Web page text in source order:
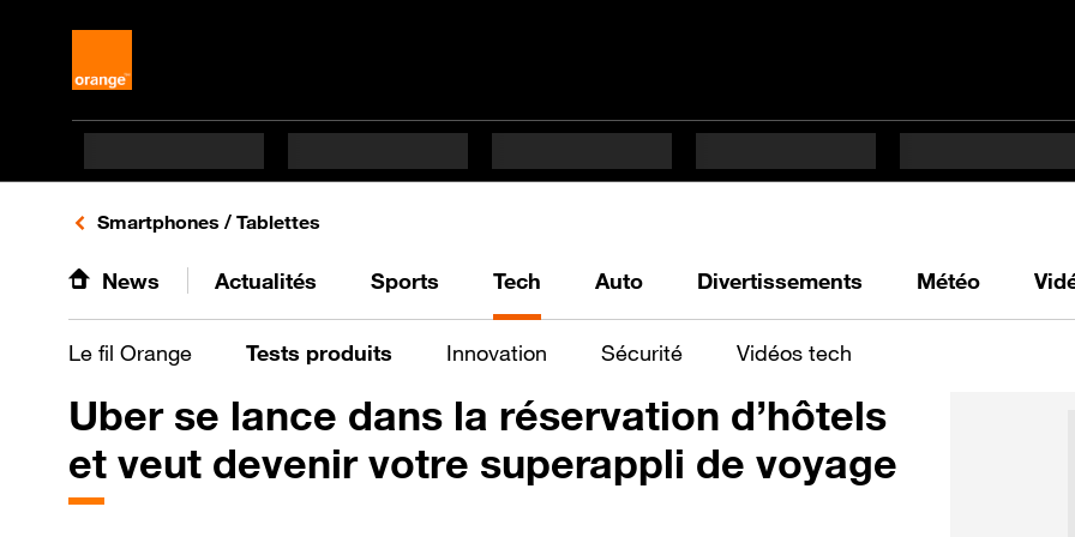
Retours vers le listing d'articles de la catégorie
Smartphones / Tablettes
News Actualités Sports Tech Auto Divertissements Météo
Le fil Orange Tests produits Innovation Sécurité Vidéos tech
Uber se lance dans la réservation d’hôtels
et veut devenir votre superappli de voyage